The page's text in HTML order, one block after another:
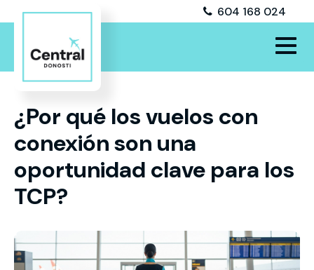
604 168 024
¿Por qué los vuelos con
conexión son una
oportunidad clave para los
TCP?